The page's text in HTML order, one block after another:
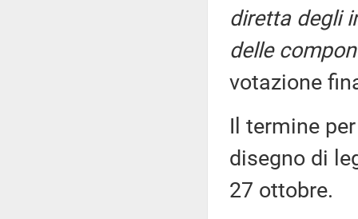
diretta degli
delle
votazione
Il termine
disegno di
27 ottobre.